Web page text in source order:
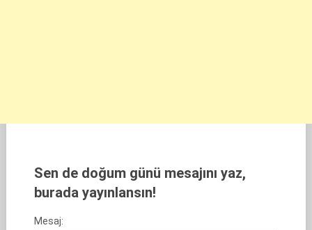
Sen de doğum günü mesajını yaz,
burada yayınlansın!
Mesaj: